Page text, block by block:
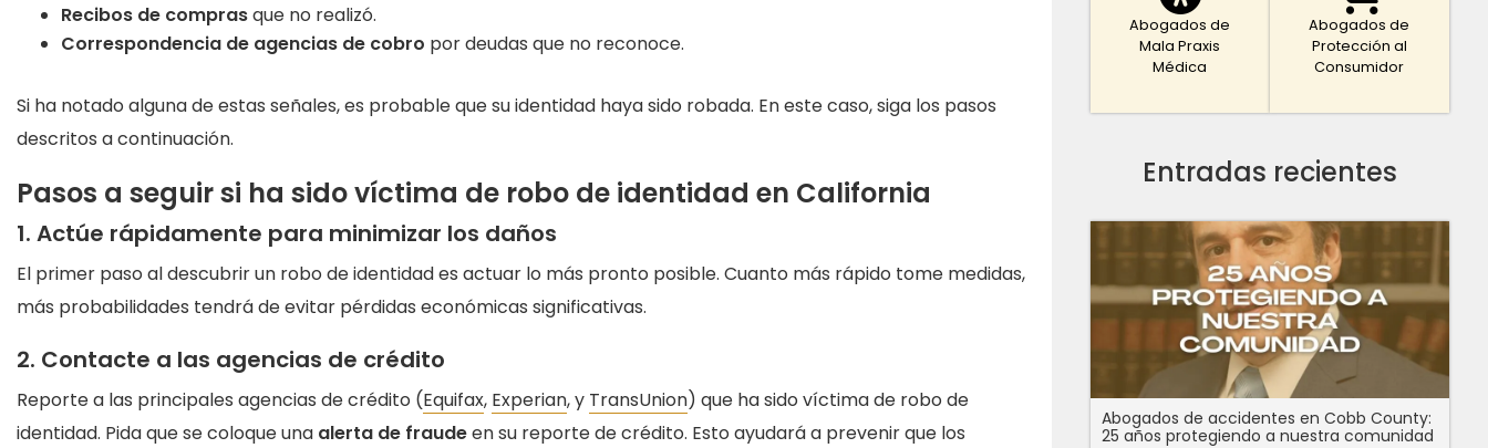
Recibos de comprasque no realizó.
Correspondencia de agencias de cobro por deudas que no reconoce.
Si ha notado alguna de estas señales, es probable que su identidad haya sido robada. En este caso, siga los pasos
descritos a continuación.
Pasos a seguir si ha sido víctima de robo de identidad en California
1. Actúe rápidamente para minimizar los daños
El primer paso al descubrir un robo de identidad es actuar lo más pronto posible. Cuanto más rápido tome medidas,
más probabilidades tendrá de evitar pérdidas económicas significativas.
2. Contacte a las agencias de crédito
Reporte a las principales agencias de crédito (Equifax, Experian, y TransUnion) que ha sido víctima de robo de
identidad. Pida que se coloque una alerta de fraudeen su reporte de crédito. Esto ayudará a prevenir que los
Abogados de
Mala Praxis
Médica
Abogados de
Protección al
Consumidor
Entradas recientes
Abogados de accidentes en Cobb County:
25 años protegiendo a nuestra comunidad